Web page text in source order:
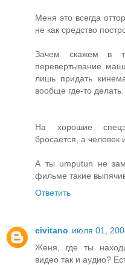
Меня это всегда
не как средство
Зачем скажем в
перевертывание
лишь придать
вообще где-то делать.
На хорошие
бросается, а человек
А ты umputun не
фильме такие
Ответить
civitano июля 01,
Женя, где ты
видео так и аудио?